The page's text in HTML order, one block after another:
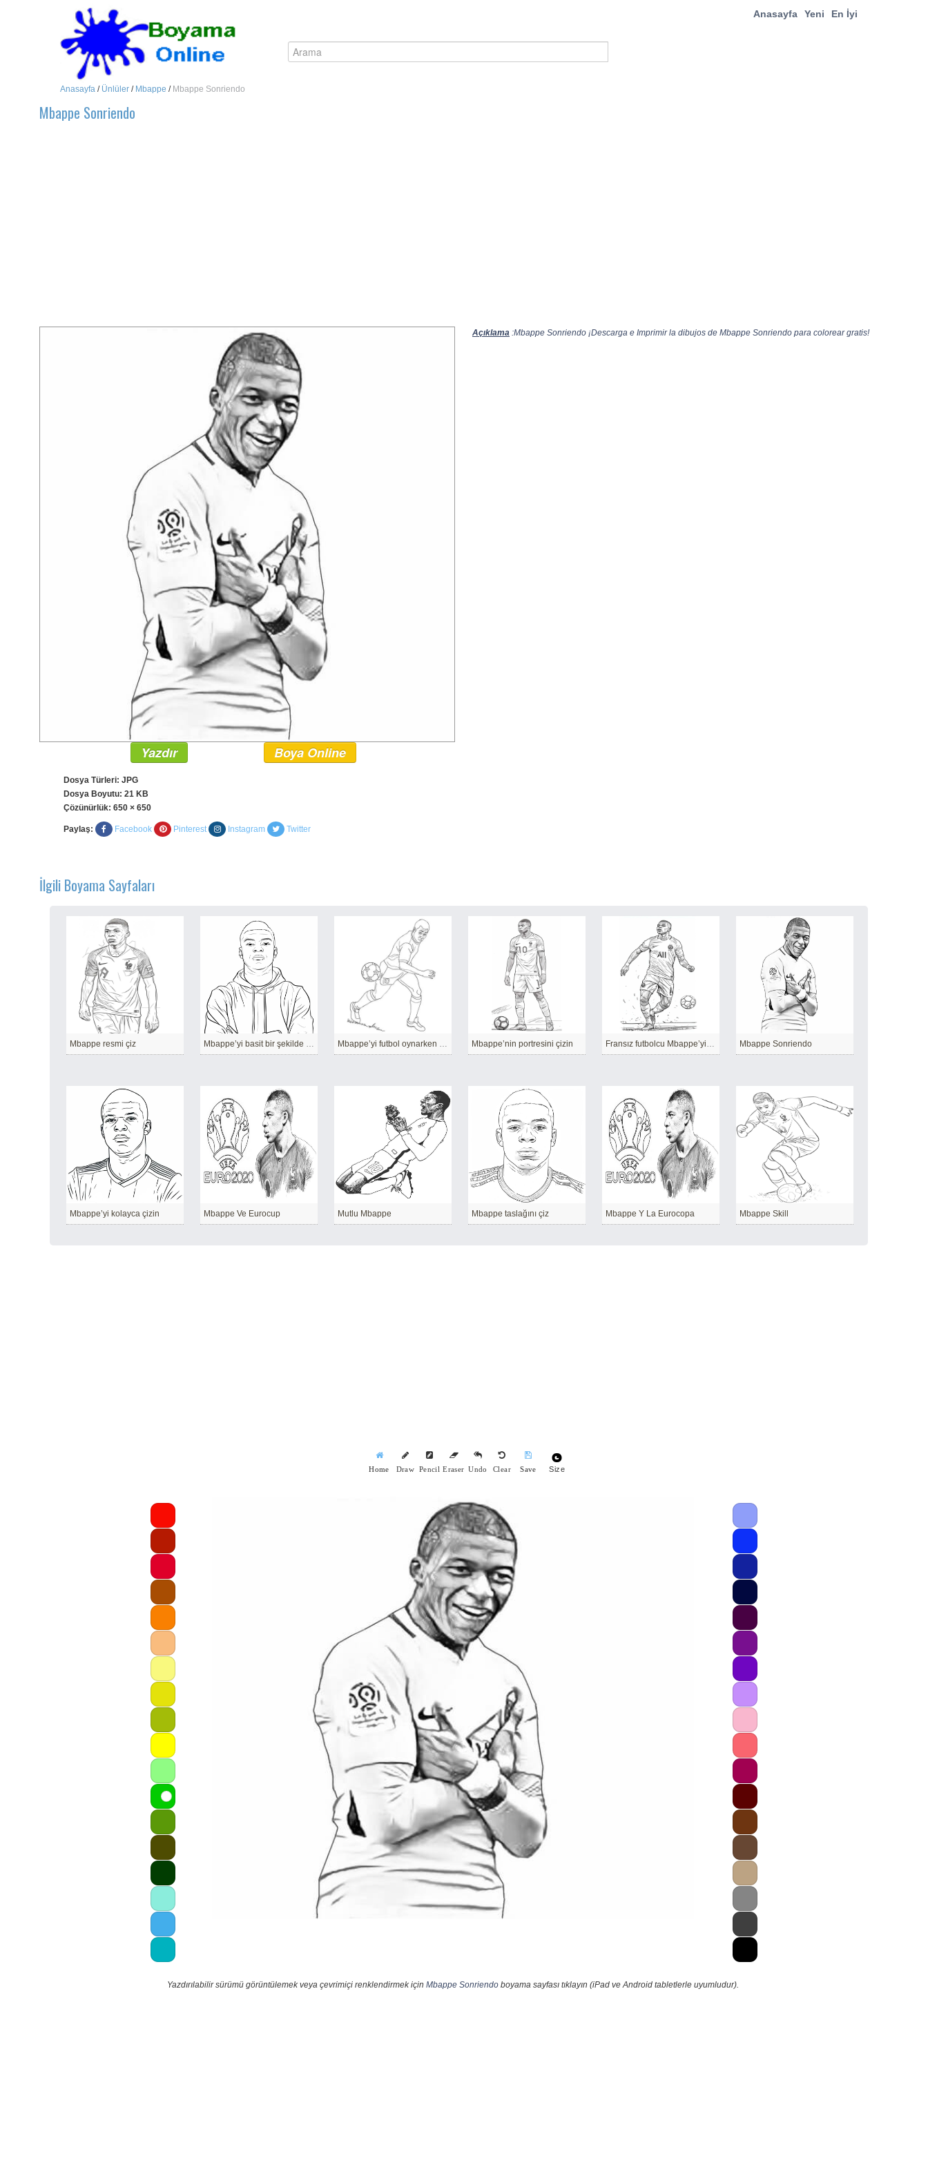
Anasayfa Yeni En İyi
Anasayfa / Ünlüler / Mbappe / Mbappe Sonriendo
Mbappe Sonriendo
Açıklama :Mbappe Sonriendo ¡Descarga e Imprimir la dibujos de Mbappe Sonriendo para colorear gratis!
Yazdır Boya Online
Dosya Türleri: JPG
Dosya Boyutu: 21 KB
Çözünürlük: 650 × 650
Paylaş: Facebook Pinterest Instagram Twitter
İlgili Boyama Sayfaları
Mbappe resmi çiz Mbappe’yi basit bir şekilde çizin Mbappe’yi futbol oynarken çizin Mbappe’nin portresini çizin Fransız futbolcu Mbappe’yi çizin Mbappe Sonriendo
Mbappe’yi kolayca çizin Mbappe Ve Eurocup Mutlu Mbappe Mbappe taslağını çiz Mbappe Y La Eurocopa Mbappe Skill
Home Draw Pencil Eraser Undo Clear Save Size
Yazdırılabilir sürümü görüntülemek veya çevrimiçi renklendirmek için Mbappe Sonriendoboyama sayfası tıklayın (iPad ve Android tabletlerle uyumludur).